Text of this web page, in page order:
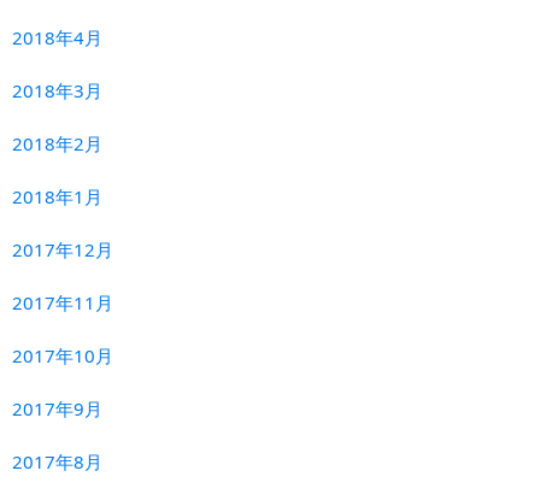
2018年4月
2018年3月
2018年2月
2018年1月
2017年12月
2017年11月
2017年10月
2017年9月
2017年8月